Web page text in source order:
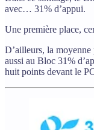
avec… 31% d’appui.
Une première place,
D’ailleurs, la
aussi au Bloc 31%
huit points devant le